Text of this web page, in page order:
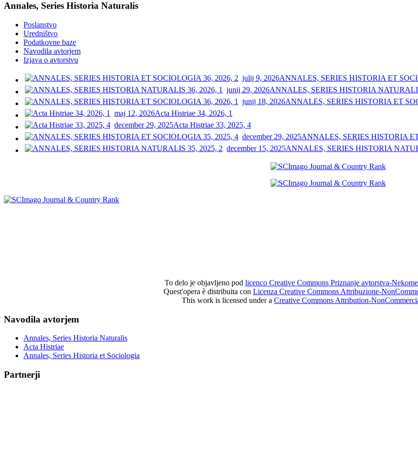
Annales, Series Historia Naturalis
Poslanstvo
Uredništvo
Podatkovne baze
Navodila avtorjem
Izjava o avtorstvu
julij 9, 2026ANNALES, SERIES HISTORIA ET
junij 29, 2026ANNALES, SERIES HISTORIA
junij 18, 2026ANNALES, SERIES HISTORIA ET
maj 12, 2026Acta Histriae 34, 2026, 1
december 29, 2025Acta Histriae 33, 2025, 4
december 29, 2025ANNALES, SERIES HISTORIA
december 15, 2025ANNALES, SERIES HISTORIA
To delo je objavljeno pod licenco Creative Commons Priznanje avtorstva-
Quest'opera è distribuita con Licenza Creative Commons Attribuzione-
This work is licensed under a Creative Commons Attribution-
Navodila avtorjem
Annales, Series Historia Naturalis
Acta Histriae
Annales, Series Historia et Sociologia
Partnerji